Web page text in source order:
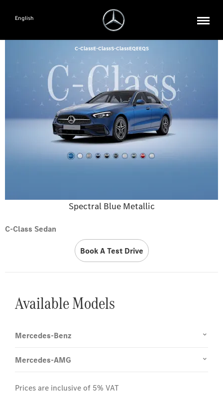
English
Spectral Blue Metallic
C-ClassE-ClassS-ClassEQEEQS
C-Class Sedan
Book A Test Drive
Available Models
Mercedes-Benz
Mercedes-AMG
Prices are inclusive of 5% VAT